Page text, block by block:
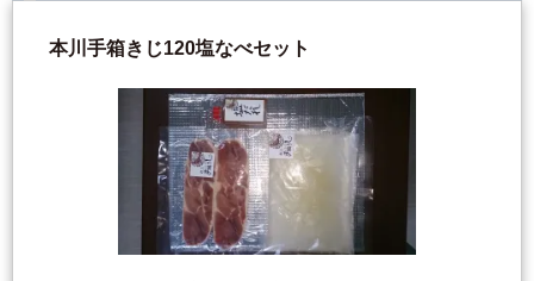
本川手箱きじ120塩なべセット